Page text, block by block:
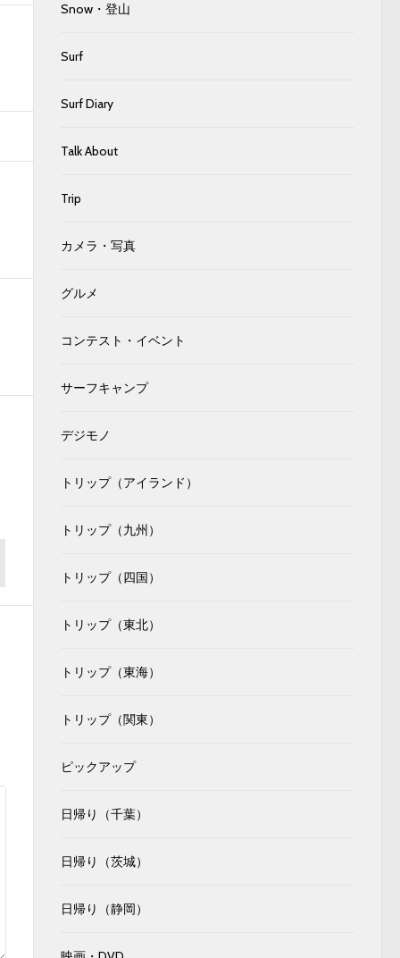
Snow・登山
Surf
Surf Diary
Talk About
Trip
カメラ・写真
グルメ
コンテスト・イベント
サーフキャンプ
デジモノ
トリップ（アイランド）
トリップ（九州）
トリップ（四国）
トリップ（東北）
トリップ（東海）
トリップ（関東）
ピックアップ
日帰り（千葉）
日帰り（茨城）
日帰り（静岡）